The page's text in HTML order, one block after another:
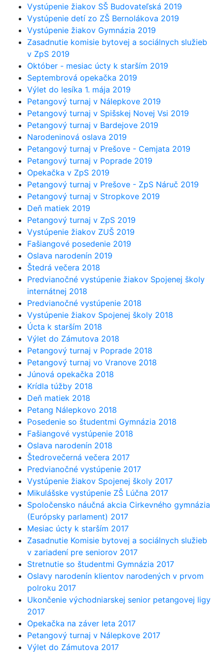
Vystúpenie žiakov SŠ Budovateľská 2019
Vystúpenie detí zo ZŠ Bernolákova 2019
Vystúpenie žiakov Gymnázia 2019
Zasadnutie komisie bytovej a sociálnych služieb
v ZpS 2019
Október - mesiac úcty k starším 2019
Septembrová opekačka 2019
Výlet do lesíka 1. mája 2019
Petangový turnaj v Nálepkove 2019
Petangový turnaj v Spišskej Novej Vsi 2019
Petangový turnaj v Bardejove 2019
Narodeninová oslava 2019
Petangový turnaj v Prešove - Cemjata 2019
Petangový turnaj v Poprade 2019
Opekačka v ZpS 2019
Petangový turnaj v Prešove - ZpS Náruč 2019
Petangový turnaj v Stropkove 2019
Deň matiek 2019
Petangový turnaj v ZpS 2019
Vystúpenie žiakov ZUŠ 2019
Fašiangové posedenie 2019
Oslava narodenín 2019
Štedrá večera 2018
Predvianočné vystúpenie žiakov Spojenej školy
internátnej 2018
Predvianočné vystúpenie 2018
Vystúpenie žiakov Spojenej školy 2018
Úcta k starším 2018
Výlet do Zámutova 2018
Petangový turnaj v Poprade 2018
Petangový turnaj vo Vranove 2018
Júnová opekačka 2018
Krídla túžby 2018
Deň matiek 2018
Petang Nálepkovo 2018
Posedenie so študentmi Gymnázia 2018
Fašiangové vystúpenie 2018
Oslava narodenín 2018
Štedrovečerná večera 2017
Predvianočné vystúpenie 2017
Vystúpenie žiakov Spojenej školy 2017
Mikulášske vystúpenie ZŠ Lúčna 2017
Spoločensko náučná akcia Cirkevného gymnázia
(Európsky parlament) 2017
Mesiac úcty k starším 2017
Zasadnutie Komisie bytovej a sociálnych služieb
v zariadení pre seniorov 2017
Stretnutie so študentmi Gymnázia 2017
Oslavy narodenín klientov narodených v prvom
polroku 2017
Ukončenie východniarskej senior petangovej ligy
2017
Opekačka na záver leta 2017
Petangový turnaj v Nálepkove 2017
Výlet do Zámutova 2017